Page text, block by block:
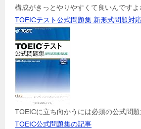
構成がきっとやりやすくて良いんですよ
TOEICテスト公式問題集 新形式問題対
TOEICに立ち向かうには必須の公式問
TOEIC公式問題集の記事